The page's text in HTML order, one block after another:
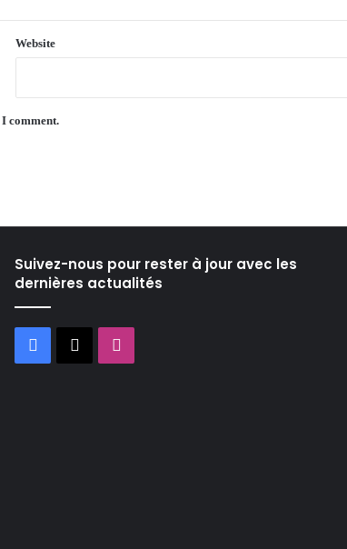
Website
comment.
Suivez-nous pour rester à jour avec les
dernières actualités
Facebook
X